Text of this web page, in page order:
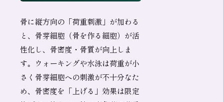
骨に縦方向の「荷重刺激」が加わる
と、骨芽細胞（骨を作る細胞）が活
性化し、骨密度・骨質が向上しま
す。ウォーキングや水泳は荷重が小
さく骨芽細胞への刺激が不十分なた
め、骨密度を「上げる」効果は限定